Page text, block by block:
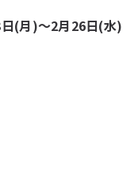
日(月)～2月26日(水)